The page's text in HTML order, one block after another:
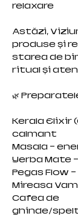
relaxare
Astăzi,
produse și
starea de
ritual și
🌿
Kerala Elixir
calmant
Masala –
Yerba Mate
Pegas Flow
Mireasa
Cafea de
ghinde/